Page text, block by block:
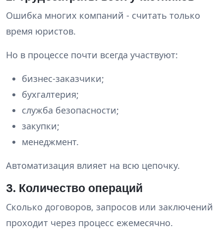
Ошибка многих компаний - считать только
время юристов.
Но в процессе почти всегда участвуют:
бизнес-заказчики;
бухгалтерия;
служба безопасности;
закупки;
менеджмент.
Автоматизация влияет на всю цепочку.
3. Количество операций
Сколько договоров, запросов или заключений
проходит через процесс ежемесячно.